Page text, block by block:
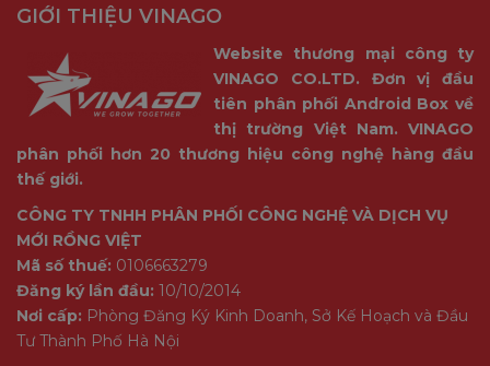
GIỚI THIỆU VINAGO
Website thương mại công ty
VINAGO CO.LTD. Đơn vị đầu
tiên phân phối Android Box về
thị trường Việt Nam. VINAGO
phân phối hơn 20 thương hiệu công nghệ hàng đầu
thế giới.
CÔNG TY TNHH PHÂN PHỐI CÔNG NGHỆ VÀ DỊCH VỤ
MỚI RỒNG VIỆT
Mã số thuế: 0106663279
Đăng ký lần đầu: 10/10/2014
Nơi cấp: Phòng Đăng Ký Kinh Doanh, Sở Kế Hoạch và Đầu
Tư Thành Phố Hà Nội